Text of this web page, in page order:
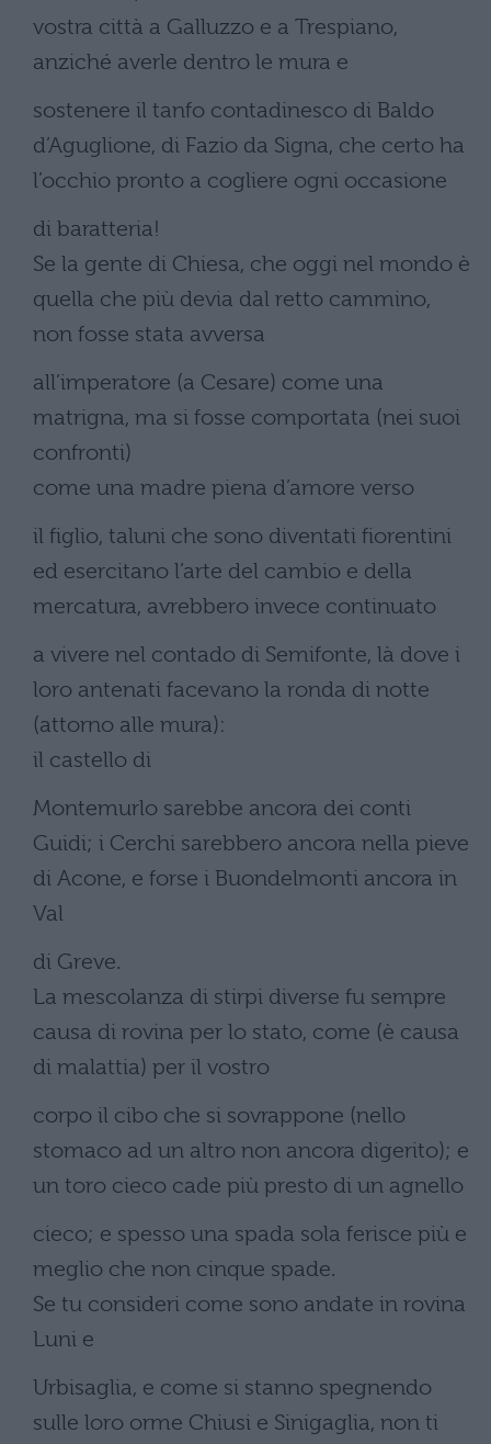
vostra città a Galluzzo e a Trespiano,
anziché averle dentro le mura e
sostenere il tanfo contadinesco di Baldo
d’Aguglione, di Fazio da Signa, che certo ha
l’occhio pronto a cogliere ogni occasione
di baratteria!
Se la gente di Chiesa, che oggi nel mondo è
quella che più devia dal retto cammino,
non fosse stata avversa
all’imperatore (a Cesare) come una
matrigna, ma si fosse comportata (nei suoi
confronti)
come una madre piena d’amore verso
il figlio, taluni che sono diventati fiorentini
ed esercitano l’arte del cambio e della
mercatura, avrebbero invece continuato
a vivere nel contado di Semifonte, là dove i
loro antenati facevano la ronda di notte
(attorno alle mura):
il castello di
Montemurlo sarebbe ancora dei conti
Guidi; i Cerchi sarebbero ancora nella pieve
di Acone, e forse i Buondelmonti ancora in
Val
di Greve.
La mescolanza di stirpi diverse fu sempre
causa di rovina per lo stato, come (è causa
di malattia) per il vostro
corpo il cibo che si sovrappone (nello
stomaco ad un altro non ancora digerito); e
un toro cieco cade più presto di un agnello
cieco; e spesso una spada sola ferisce più e
meglio che non cinque spade.
Se tu consideri come sono andate in rovina
Luni e
Urbisaglia, e come si stanno spegnendo
sulle loro orme Chiusi e Sinigaglia, non ti